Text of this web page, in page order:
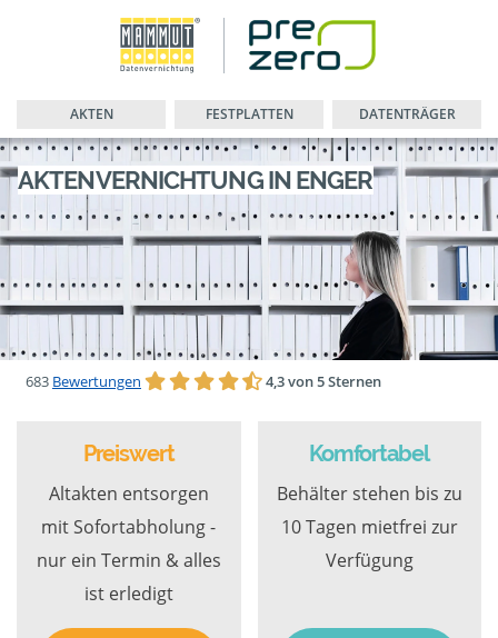
AKTEN FESTPLATTEN DATENTRÄGER
AKTENVERNICHTUNG IN ENGER
683 Bewertungen 4,3 von 5 Sternen
Preiswert
Altakten entsorgen
mit Sofortabholung -
nur ein Termin & alles
ist erledigt
Komfortabel
Behälter stehen bis zu
10 Tagen mietfrei zur
Verfügung